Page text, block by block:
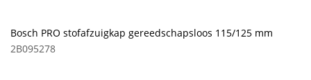
Bosch PRO stofafzuigkap gereedschapsloos 115/125 mm
2B095278